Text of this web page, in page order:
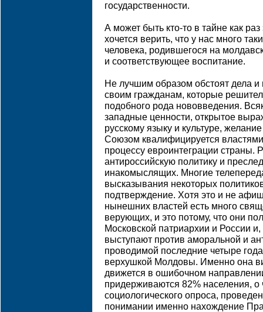
государственности.
А может быть кто-то в тайне как
хочется верить, что у нас много
человека, родившегося на
и соответствующее воспитание.
Не лучшим образом обстоят дела и
своим гражданам, которые
подобного рода нововведения.
западные ценности, открытое
русскому языку и культуре,
Союзом квалифицируется
процессу евроинтеграции страны.
антироссийскую политику и
инакомыслящих. Многие
высказывания некоторых
подтверждение. Хотя это и не
нынешних властей есть много
верующих, и это потому, что они
Московской патриархии и России
выступают против аморальной и
проводимой последние четыре
верхушкой Молдовы. Именно она
движется в ошибочном
придерживаются 82% населения,
социологического опроса,
понимании именно нахождение